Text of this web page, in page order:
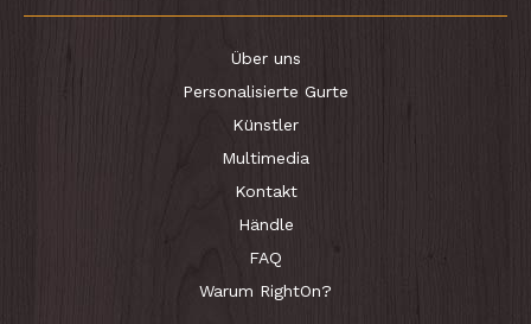
Über uns
Personalisierte Gurte
Künstler
Multimedia
Kontakt
Händle
FAQ
Warum RightOn?